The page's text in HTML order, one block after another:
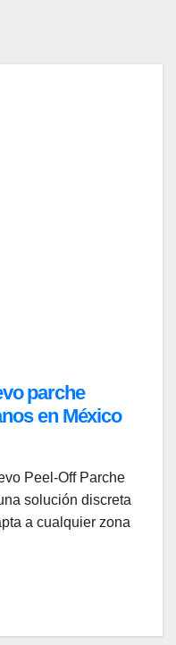
parche
en México
Peel-Off Parche
solución discreta
a cualquier zona